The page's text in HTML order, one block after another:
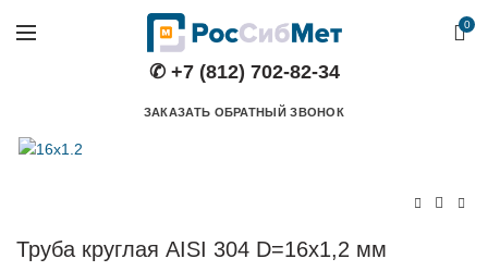
0
✆ +7 (812) 702-82-34
ЗАКАЗАТЬ ОБРАТНЫЙ ЗВОНОК
Труба круглая AISI 304 D=16х1,2 мм